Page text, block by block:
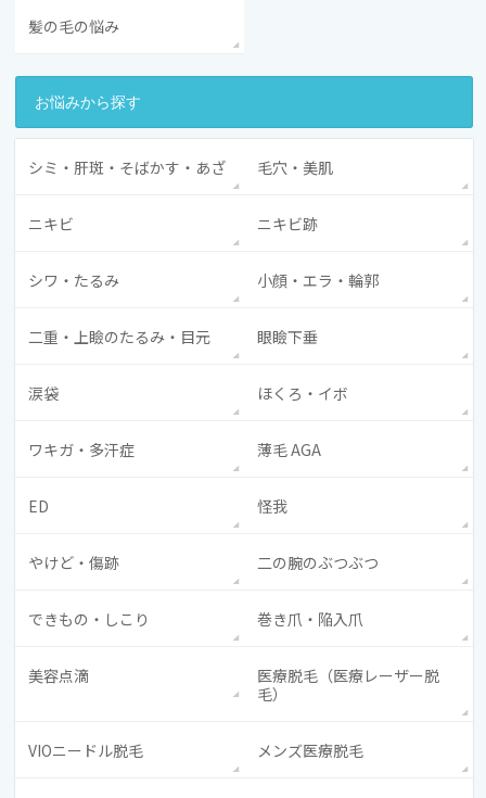
髪の毛の悩み
お悩みから探す
シミ・肝斑・そばかす・あざ 毛穴・美肌
ニキビ ニキビ跡
シワ・たるみ 小顔・エラ・輪郭
二重・上瞼のたるみ・目元 眼瞼下垂
涙袋 ほくろ・イボ
ワキガ・多汗症 薄毛 AGA
ED 怪我
やけど・傷跡 二の腕のぶつぶつ
できもの・しこり 巻き爪・陥入爪
美容点滴
医療脱毛（医療レーザー脱
毛）
VIOニードル脱毛 メンズ医療脱毛